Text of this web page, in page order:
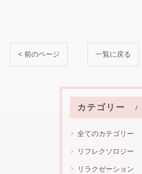
< 前のページ 一覧に戻る
カテゴリー
全てのカテゴリー
リフレクソロジー
リラクゼーション